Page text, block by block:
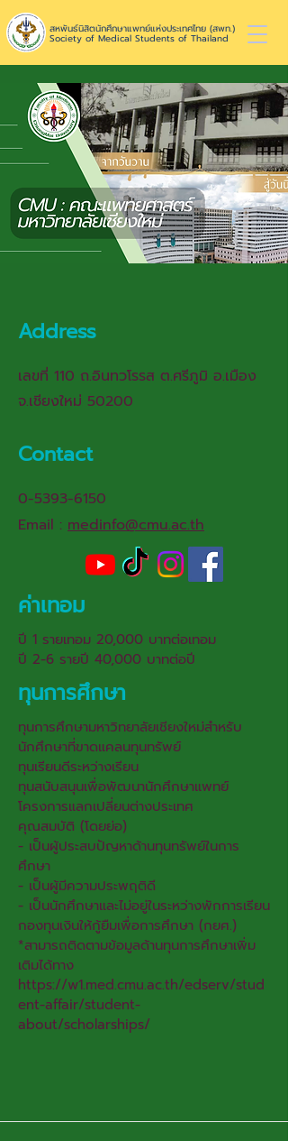
สหพันธ์นิสิตนักศึกษาแพทย์แห่งประเทศไทย (สพท.)
Society of Medical Students of Thailand
Address
เลขที่ 110 ถ.อินทวโรรส ต.ศรีภูมิ อ.เมือง
จ.เชียงใหม่ 50200
Contact
0-5393-6150
Email : medinfo@cmu.ac.th
ค่าเทอม
ปี 1 รายเทอม 20,000 บาทต่อเทอม
ปี 2-6 รายปี 40,000 บาทต่อปี
ทุนการศึกษา
ทุนการศึกษามหาวิทยาลัยเชียงใหม่สำหรับ
นักศึกษาที่ขาดแคลนทุนทรัพย์
ทุนเรียนดีระหว่างเรียน
ทุนสนับสนุนเพื่อพัฒนานักศึกษาแพทย์
โครงการแลกเปลี่ยนต่างประเทศ
คุณสมบัติ (โดยย่อ)
- เป็นผู้ประสบปัญหาด้านทุนทรัพย์ในการ
ศึกษา
- เป็นผู้มีความประพฤติดี
- เป็นนักศึกษาและไม่อยู่ในระหว่างพักการเรียน
กองทุนเงินให้กู้ยืมเพื่อการศึกษา (กยศ.)
*สามารถติดตามข้อมูลด้านทุนการศึกษาเพิ่ม
เติมได้ทาง
https://w1.med.cmu.ac.th/edserv/stud
ent-affair/student-
about/scholarships/